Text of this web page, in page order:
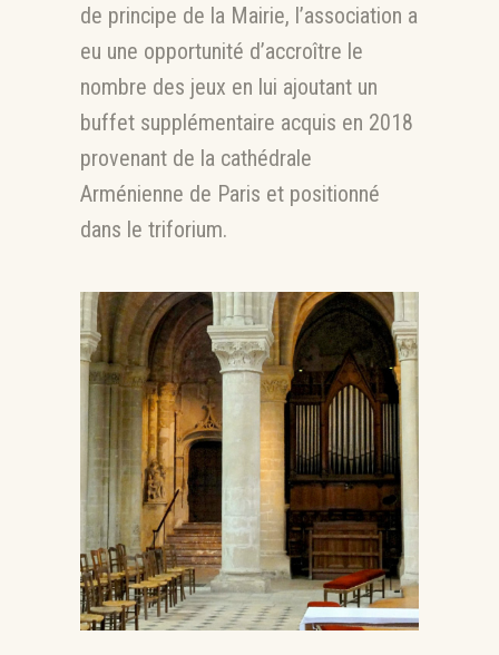
de principe de la Mairie, l’association a
eu une opportunité d’accroître le
nombre des jeux en lui ajoutant un
buffet supplémentaire acquis en 2018
provenant de la cathédrale
Arménienne de Paris et positionné
dans le triforium.